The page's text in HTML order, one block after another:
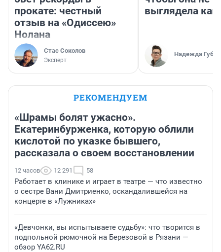
прокате: честный
отзыв на «Одиссею»
Нолана
Стас Соколов
Эксперт
выглядела как
Надежда
РЕКОМЕНДУЕМ
«Шрамы болят ужасно».
Екатеринбурженка, которую облили
кислотой по указке бывшего,
рассказала о своем восстановлении
12 часов 12 291 58
Работает в клинике и играет в театре — что известно
о сестре Вани Дмитриенко, оскандалившейся на
концерте в «Лужниках»
«Девчонки, вы испытываете судьбу»: что творится в
подпольной рюмочной на Березовой в Рязани —
обзор YA62.RU